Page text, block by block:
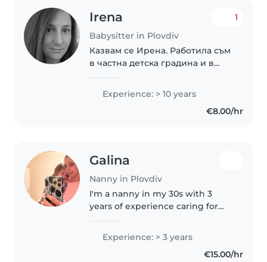
Irena
Babysitter in Plovdiv
1
Казвам се Ирена. Работила съм
в частна детска градина и в
Experience: > 10 years
€8.00/hr
Galina
Nanny in Plovdiv
I'm a nanny in my 30s with 3
years of experience caring for
and caring, with a special talent
for engaging children through
drawing, reading, and music...
Experience: > 3 years
€15.00/hr